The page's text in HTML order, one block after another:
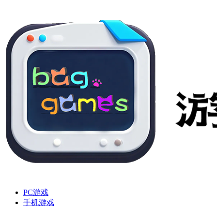
PC游戏
手机游戏